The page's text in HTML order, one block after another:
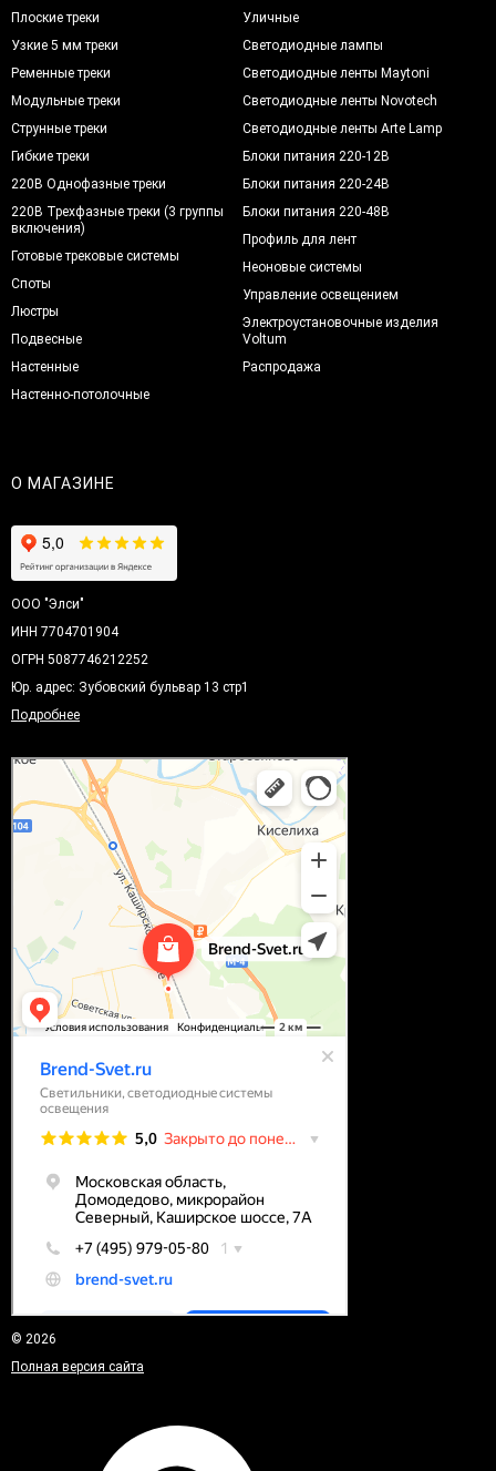
Плоские треки
Узкие 5 мм треки
Ременные треки
Модульные треки
Струнные треки
Гибкие треки
220В Однофазные треки
220В Трехфазные треки (3 группы
включения)
Готовые трековые системы
Споты
Люстры
Подвесные
Настенные
Настенно-потолочные
Уличные
Светодиодные лампы
Светодиодные ленты Maytoni
Светодиодные ленты Novotech
Светодиодные ленты Arte Lamp
Блоки питания 220-12В
Блоки питания 220-24В
Блоки питания 220-48В
Профиль для лент
Неоновые системы
Управление освещением
Электроустановочные изделия
Voltum
Распродажа
О МАГАЗИНЕ
ООО "Элси"
ИНН 7704701904
ОГРН 5087746212252
Юр. адрес: Зубовский бульвар 13 стр1
Подробнее
© 2026
Полная версия сайта